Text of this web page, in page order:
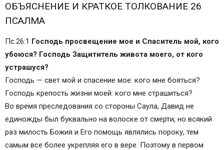
ОБЪЯСНЕНИЕ И КРАТКОЕ ТОЛКОВАНИЕ 26
ПСАЛМА
Пс.26:1 Господь просвещение мое и Спаситель мой, кого
убоюся? Господь Защититель живота моего, от кого
устрашуся?
Господь — свет мой и спасение мое: кого мне бояться?
Господь крепость жизни моей: кого мне страшиться?
Во время преследования со стороны Саула, Давид не
единожды был буквально на волоске от смерти, но всякий
раз милость Божия и Его помощь являлись пороку, тем
самым все более укрепляя его в вере. Поэтому в первом